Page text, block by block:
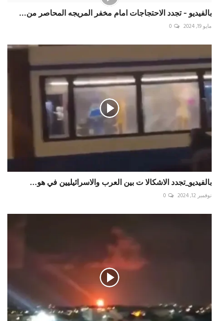
بالفيديو - تجدد الاحتجاجات امام مخفر المريجه المحاصر من...
مايو 19, 2024 0
بالفيديو_تجدد الاشكالا ت بين العرب والاسرائيليين في هو...
نوفمبر 12, 2024 0